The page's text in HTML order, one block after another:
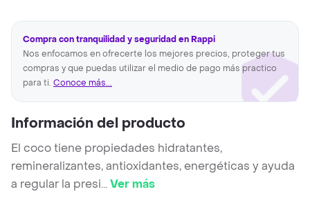
Compra con tranquilidad y seguridad en Rappi
Nos enfocamos en ofrecerte los mejores precios, proteger tus
compras y que puedas utilizar el medio de pago más practico
para ti. Conoce más...
Información del producto
El coco tiene propiedades hidratantes,
remineralizantes, antioxidantes, energéticas y ayuda
a regular la presi...Ver más